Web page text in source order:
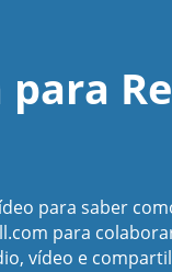
para
para saber
para
vídeo e